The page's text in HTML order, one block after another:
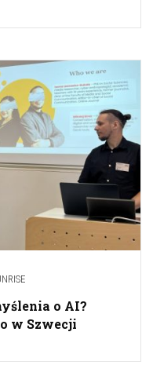
o AI?
w Szwecji